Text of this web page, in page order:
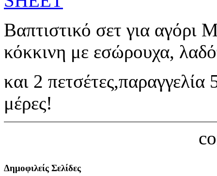
Βαπτιστικό σετ για
κόκκινη με εσώρουχα,
και 2 πετσέτες,παραγγελία
μέρες!
Δημοφιλείς Σελίδες